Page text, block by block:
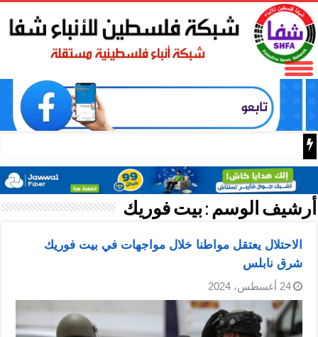
أرشيف الوسم : بيت فوريك
الاحتلال يعتقل مواطنا خلال مواجهات في بيت فوريك
شرق نابلس
24 أغسطس، 2024